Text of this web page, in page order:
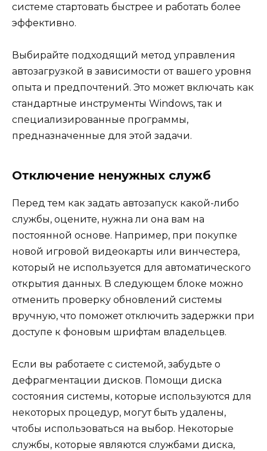
системе стартовать быстрее и работать более
эффективно.
Выбирайте подходящий метод управления
автозагрузкой в зависимости от вашего уровня
опыта и предпочтений. Это может включать как
стандартные инструменты Windows, так и
специализированные программы,
предназначенные для этой задачи.
Отключение ненужных служб
Перед тем как задать автозапуск какой-либо
службы, оцените, нужна ли она вам на
постоянной основе. Например, при покупке
новой игровой видеокарты или винчестера,
который не используется для автоматического
открытия данных. В следующем блоке можно
отменить проверку обновлений системы
вручную, что поможет отключить задержки при
доступе к фоновым шрифтам владельцев.
Если вы работаете с системой, забудьте о
дефрагментации дисков. Помощи диска
состояния системы, которые используются для
некоторых процедур, могут быть удалены,
чтобы использоваться на выбор. Некоторые
службы, которые являются службами диска,